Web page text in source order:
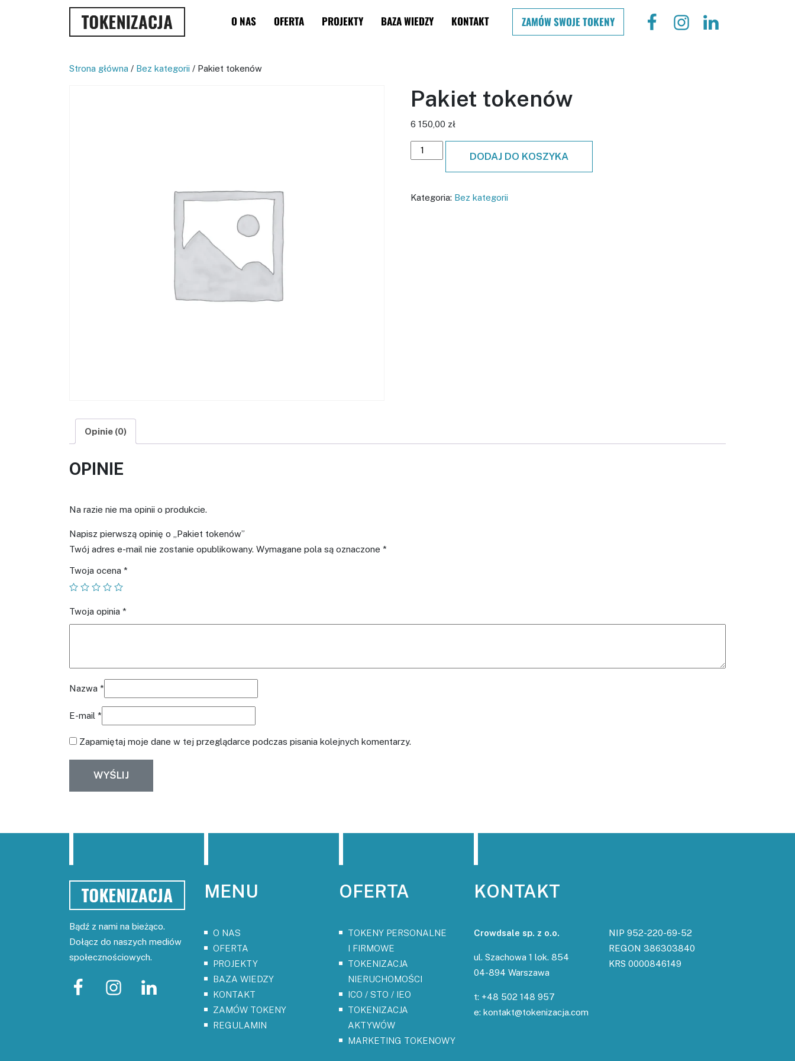
O NAS OFERTA PROJEKTY BAZA WIEDZY KONTAKT ZAMÓW SWOJE TOKENY
Strona główna / Bez kategorii / Pakiet tokenów
Pakiet tokenów
6 150,00 zł
Pakiet tokenów quantity
DODAJ DO KOSZYKA
Kategoria: Bez kategorii
Opinie (0)
OPINIE
Na razie nie ma opinii o produkcie.
Napisz pierwszą opinię o „Pakiet tokenów”
Twój adres e-mail nie zostanie opublikowany. Wymagane pola są oznaczone *
Twoja ocena *
Twoja opinia *
Nazwa *
E-mail *
Zapamiętaj moje dane w tej przeglądarce podczas pisania kolejnych komentarzy.
Bądź z nami na bieżąco.
Dołącz do naszych mediów
społecznościowych.
MENU
O NAS
OFERTA
PROJEKTY
BAZA WIEDZY
KONTAKT
ZAMÓW TOKENY
REGULAMIN
OFERTA
TOKENY PERSONALNE
I FIRMOWE
TOKENIZACJA
NIERUCHOMOŚCI
ICO / STO / IEO
TOKENIZACJA
AKTYWÓW
MARKETING TOKENOWY
KONTAKT
Crowdsale sp. z o.o.
ul. Szachowa 1 lok. 854
04-894 Warszawa
t: +48 502 148 957
e: kontakt@tokenizacja.com
NIP 952-220-69-52
REGON 386303840
KRS 0000846149